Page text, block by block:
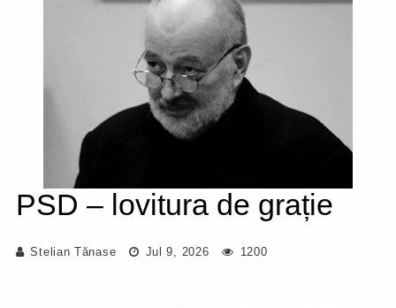
PSD – lovitura de grație
Stelian Tănase Jul 9, 2026 1200